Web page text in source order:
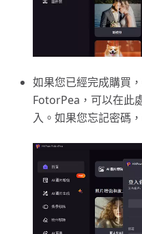
如果您已經完成購買
FotorPea，可以在此
入。如果您忘記密碼